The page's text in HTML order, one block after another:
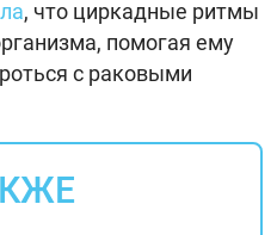
, что циркадные ритмы
помогая ему
с раковыми